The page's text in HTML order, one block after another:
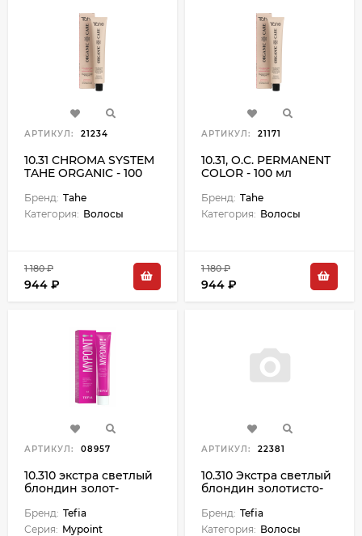
АРТИКУЛ: 21234
10.31 CHROMA SYSTEM
TAHE ORGANIC - 100
Бренд: Tahe
Категория: Волосы
1 180 ₽
944 ₽
АРТИКУЛ: 21171
10.31, O.C. PERMANENT
COLOR - 100 мл
Бренд: Tahe
Категория: Волосы
1 180 ₽
944 ₽
АРТИКУЛ: 08957
10.310 экстра светлый
блондин золот-
краска д/волос 60 мл
Бренд: Tefia
Серия: Mypoint
АРТИКУЛ: 22381
10.310 Экстра светлый
блондин золотисто-
волос Ambient - 60 мл
Бренд: Tefia
Категория: Волосы